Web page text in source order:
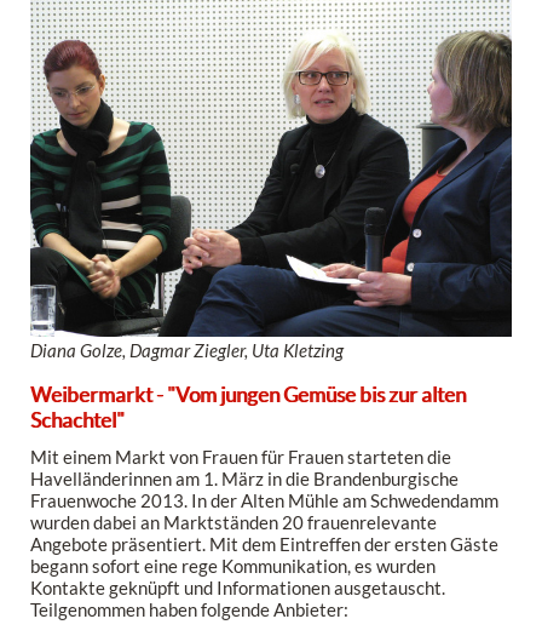
Diana Golze, Dagmar Ziegler, Uta Kletzing
Weibermarkt - "Vom jungen Gemüse bis zur alten
Schachtel"
Mit einem Markt von Frauen für Frauen starteten die
Havelländerinnen am 1. März in die Brandenburgische
Frauenwoche 2013. In der Alten Mühle am Schwedendamm
wurden dabei an Marktständen 20 frauenrelevante
Angebote präsentiert. Mit dem Eintreffen der ersten Gäste
begann sofort eine rege Kommunikation, es wurden
Kontakte geknüpft und Informationen ausgetauscht.
Teilgenommen haben folgende Anbieter: